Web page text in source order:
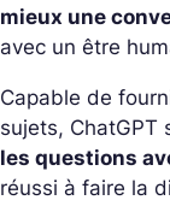
mieux une
avec un être
Capable de
sujets, ChatGPT
les questions
réussi à faire la